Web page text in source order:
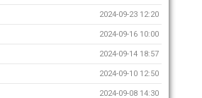
2024-09-23 12:20
2024-09-16 10:00
2024-09-14 18:57
2024-09-10 12:50
2024-09-08 14:30